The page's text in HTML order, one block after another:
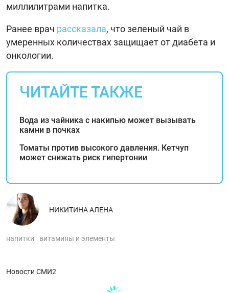
миллилитрами напитка.
Ранее врач рассказала, что зеленый чай в
умеренных количествах защищает от диабета и
онкологии.
ЧИТАЙТЕ ТАКЖЕ
Вода из чайника с накипью может вызывать
камни в почках
Томаты против высокого давления. Кетчуп
может снижать риск гипертонии
НИКИТИНА АЛЕНА
напитки витамины и элементы
Новости СМИ2